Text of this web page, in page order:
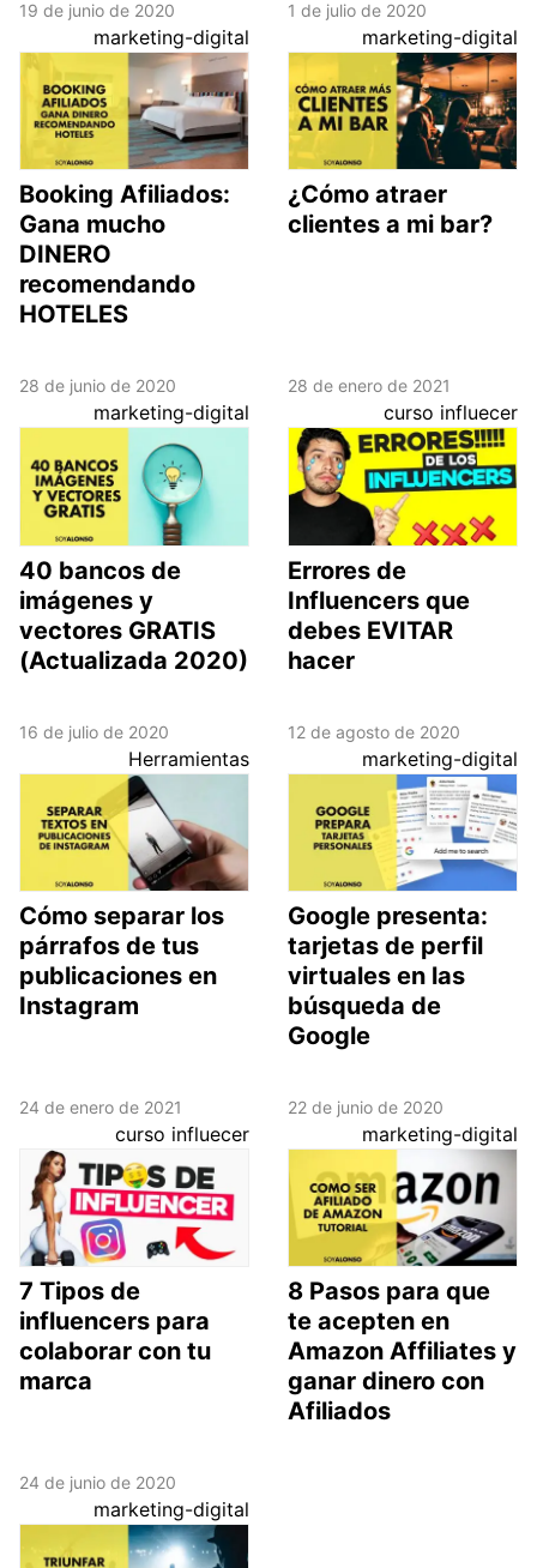
19 de junio de 2020
marketing-digital
Booking Afiliados:
Gana mucho
DINERO
recomendando
HOTELES
1 de julio de 2020
marketing-digital
¿Cómo atraer
clientes a mi bar?
28 de junio de 2020
marketing-digital
40 bancos de
imágenes y
vectores GRATIS
(Actualizada 2020)
28 de enero de 2021
curso influecer
Errores de
Influencers que
debes EVITAR
hacer
16 de julio de 2020
Herramientas
Cómo separar los
párrafos de tus
publicaciones en
Instagram
12 de agosto de 2020
marketing-digital
Google presenta:
tarjetas de perfil
virtuales en las
búsqueda de
Google
24 de enero de 2021
curso influecer
7 Tipos de
influencers para
colaborar con tu
marca
22 de junio de 2020
marketing-digital
8 Pasos para que
te acepten en
Amazon Affiliates y
ganar dinero con
Afiliados
24 de junio de 2020
marketing-digital